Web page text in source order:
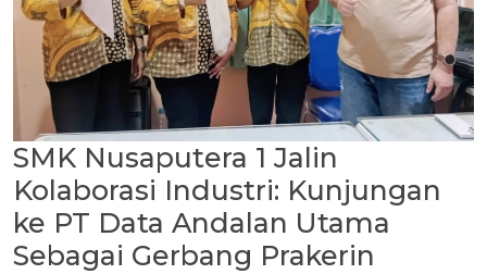
SMK Nusaputera 1 Jalin
Kolaborasi Industri: Kunjungan
ke PT Data Andalan Utama
Sebagai Gerbang Prakerin